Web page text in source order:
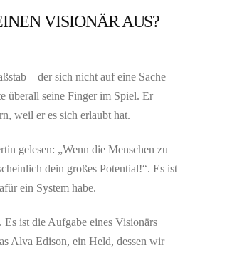
VISIONÄR AUS?
– der sich nicht auf eine Sache
überall seine Finger im Spiel. Er
weil er es sich erlaubt hat.
gelesen: „Wenn die Menschen zu
dein großes Potential!“. Es ist
ein System habe.
ist die Aufgabe eines Visionärs
Alva Edison, ein Held, dessen wir